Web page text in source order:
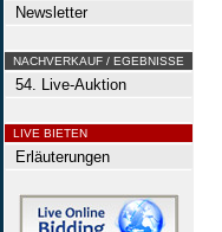
Newsletter
NACHVERKAUF / EGEBNISSE
54. Live-Auktion
LIVE BIETEN
Erläuterungen